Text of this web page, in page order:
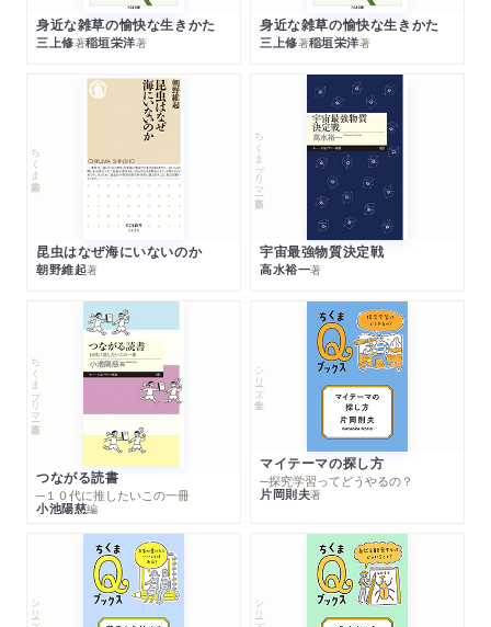
身近な雑草の愉快な生きかた
三上修著稲垣栄洋著
身近な雑草の愉快な生きかた
三上修著稲垣栄洋著
ちくま新書
昆虫はなぜ海にいないのか
朝野維起著
ちくまプリマー新書
宇宙最強物質決定戦
高水裕一著
ちくまプリマー新書
つながる読書
─１０代に推したいこの一冊
小池陽慈編
シリーズ・全集
マイテーマの探し方
─探究学習ってどうやるの？
片岡則夫著
シリーズ・全集 シリーズ・全集